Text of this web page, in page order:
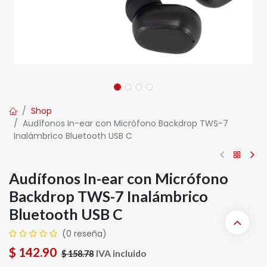
Shop
Audífonos In-ear con Micrófono Backdrop TWS-7
Inalámbrico Bluetooth USB C
Audífonos In-ear con Micrófono
Backdrop TWS-7 Inalámbrico
Bluetooth USB C
(0 reseña)
$ 142.90 $158.78 IVA incluido